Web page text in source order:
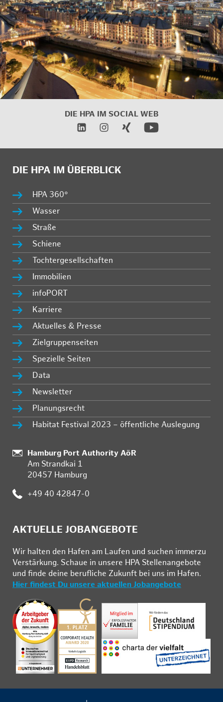
DIE HPA IM SOCIAL WEB
DIE HPA IM ÜBERBLICK
HPA 360°
Wasser
Straße
Schiene
Tochtergesellschaften
Immobilien
infoPORT
Karriere
Aktuelles & Presse
Zielgruppenseiten
Spezielle Seiten
Data
Newsletter
Planungsrecht
Habitat Festival 2023 – öffentliche Auslegung
:
Hamburg Port Authority AöR
Am Strandkai 1
20457 Hamburg
: +49 40 42847-0
AKTUELLE JOBANGEBOTE
Wir hal­ten den Ha­fen am Lau­fen und su­chen im­mer­zu
Ver­stär­kung. Schau­e in un­se­re HPA Stel­len­an­ge­bo­te
und fin­de deine be­ruf­li­che Zu­kunft bei uns im Ha­fen.
Hier findest Du unsere aktuellen Jobangebote